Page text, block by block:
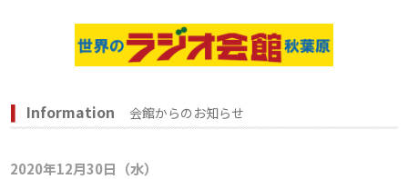
Information 会館からのお知らせ
2020年12月30日（水）